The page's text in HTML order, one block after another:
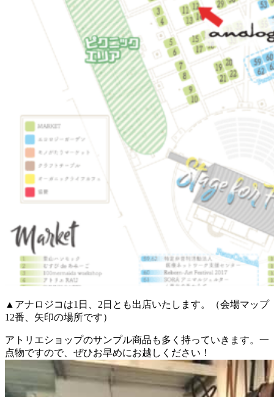
▲アナロジコは1日、2日とも出店いたします。（会場マップ
12番、矢印の場所です）
アトリエショップのサンプル商品も多く持っていきます。一
点物ですので、ぜひお早めにお越しください！